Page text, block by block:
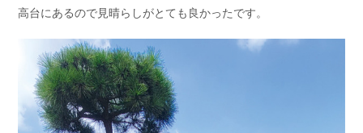
高台にあるので見晴らしがとても良かったです。